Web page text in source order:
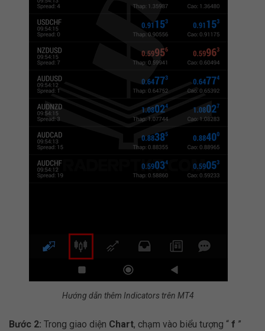
Hướng dẫn thêm Indicators trên MT4
Bước 2: Trong giao diện Chart, chạm vào biểu tượng “ f ”